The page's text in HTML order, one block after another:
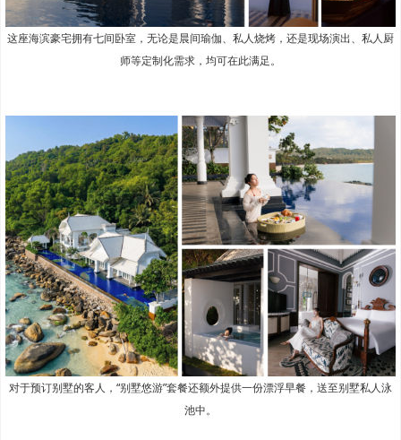
这座海滨豪宅拥有七间卧室，无论是晨间瑜伽、私人烧烤，还是现场演出、私人厨
师等定制化需求，均可在此满足。
对于预订别墅的客人，“别墅悠游”套餐还额外提供一份漂浮早餐，送至别墅私人泳
池中。